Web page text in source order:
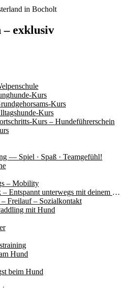
in Bocholt
– exklusiv
Kurs
Kurs
Kurs
Kurs – Hundeführerschein
— Spiel · Spaß · Teamgefühl!
– Mobility
Social Walk – Entspannt unterwegs mit deinem Hund
– Freilauf – Sozialkontakt
mit Hund
Hund
beim Hund